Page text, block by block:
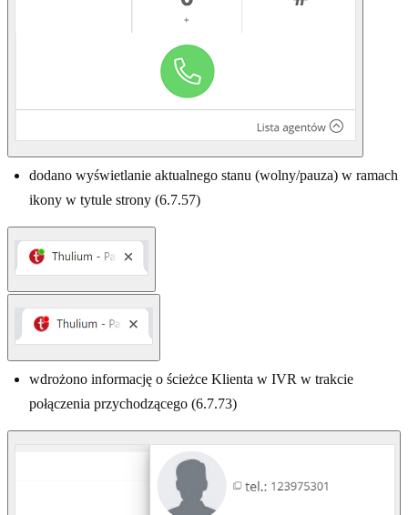
dodano wyświetlanie aktualnego stanu (wolny/pauza) w ramach
ikony w tytule strony (6.7.57)
wdrożono informację o ścieżce Klienta w IVR w trakcie
połączenia przychodzącego (6.7.73)